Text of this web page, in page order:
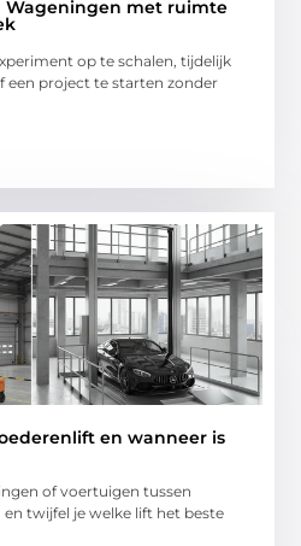
Wageningen met ruimte
op te schalen, tijdelijk
een project te starten zonder
en wanneer is
of voertuigen tussen
twijfel je welke lift het beste